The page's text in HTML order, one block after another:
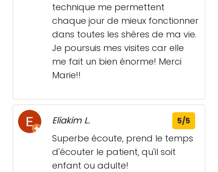
technique me permettent
chaque jour de mieux fonctionner
dans toutes les shères de ma vie.
Je poursuis mes visites car elle
me fait un bien énorme! Merci
Marie!!
Eliakim L. 5/5
Superbe écoute, prend le temps
d'écouter le patient, qu'il soit
enfant ou adulte!